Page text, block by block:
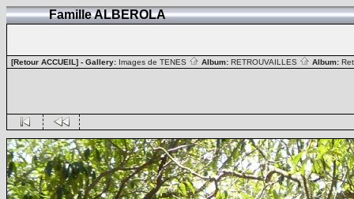
Famille ALBEROLA
[Retour ACCUEIL] - Gallery: Images de TENES Album: RETROUVAILLES Album: